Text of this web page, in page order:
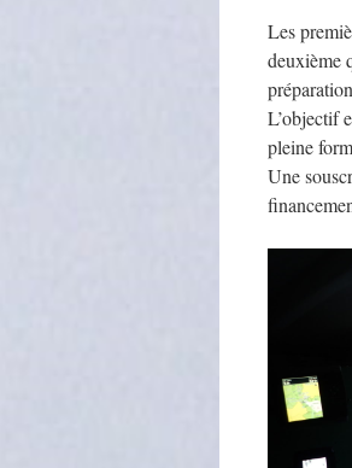
Les
deuxième
L’objectif
pleine
Une